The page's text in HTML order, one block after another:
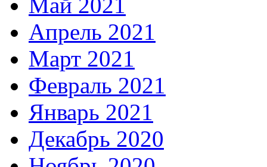
Май 2021
Апрель 2021
Март 2021
Февраль 2021
Январь 2021
Декабрь 2020